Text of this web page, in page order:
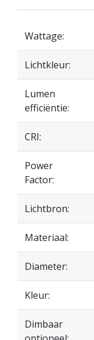
Wattage:
Lichtkleur:
Lumen
efficiëntie:
CRI:
Power
Factor:
Lichtbron:
Materiaal:
Diameter:
Kleur:
Dimbaar